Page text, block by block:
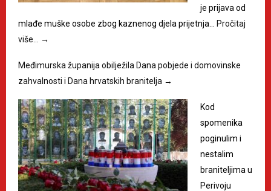
je prijava od
mlađe muške osobe zbog kaznenog djela prijetnja…
Pročitaj
više…
→
Međimurska županija obilježila Dana pobjede i domovinske
zahvalnosti i Dana hrvatskih branitelja →
Kod
spomenika
poginulim i
nestalim
braniteljima u
Perivoju